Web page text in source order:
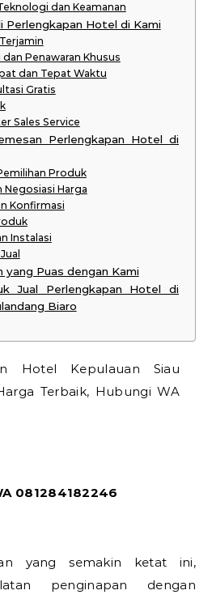
dan Keamanan
Perlengkapan Hotel di Kami
Penawaran Khusus
dan Tepat Waktu
Gratis
Sales Service
Perlengkapan Hotel di
Produk
Negosiasi Harga
Konfirmasi
Instalasi
yang Puas dengan Kami
Jual Perlengkapan Hotel di
Biaro
081284182246
yang semakin ketat ini,
penginapan dengan